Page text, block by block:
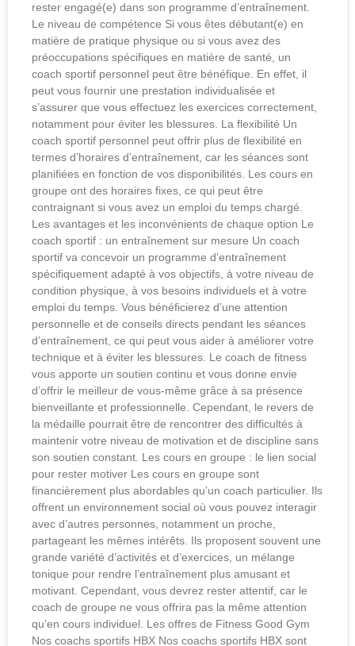
rester engagé(e) dans son programme d’entraînement.
Le niveau de compétence Si vous êtes débutant(e) en
matière de pratique physique ou si vous avez des
préoccupations spécifiques en matière de santé, un
coach sportif personnel peut être bénéfique. En effet, il
peut vous fournir une prestation individualisée et
s’assurer que vous effectuez les exercices correctement,
notamment pour éviter les blessures. La flexibilité Un
coach sportif personnel peut offrir plus de flexibilité en
termes d’horaires d’entraînement, car les séances sont
planifiées en fonction de vos disponibilités. Les cours en
groupe ont des horaires fixes, ce qui peut être
contraignant si vous avez un emploi du temps chargé.
Les avantages et les inconvénients de chaque option Le
coach sportif : un entraînement sur mesure Un coach
sportif va concevoir un programme d’entraînement
spécifiquement adapté à vos objectifs, à votre niveau de
condition physique, à vos besoins individuels et à votre
emploi du temps. Vous bénéficierez d’une attention
personnelle et de conseils directs pendant les séances
d’entraînement, ce qui peut vous aider à améliorer votre
technique et à éviter les blessures. Le coach de fitness
vous apporte un soutien continu et vous donne envie
d’offrir le meilleur de vous-même grâce à sa présence
bienveillante et professionnelle. Cependant, le revers de
la médaille pourrait être de rencontrer des difficultés à
maintenir votre niveau de motivation et de discipline sans
son soutien constant. Les cours en groupe : le lien social
pour rester motiver Les cours en groupe sont
financièrement plus abordables qu’un coach particulier. Ils
offrent un environnement social où vous pouvez interagir
avec d’autres personnes, notamment un proche,
partageant les mêmes intérêts. Ils proposent souvent une
grande variété d’activités et d’exercices, un mélange
tonique pour rendre l’entraînement plus amusant et
motivant. Cependant, vous devrez rester attentif, car le
coach de groupe ne vous offrira pas la même attention
qu’en cours individuel. Les offres de Fitness Good Gym
Nos coachs sportifs HBX Nos coachs sportifs HBX sont